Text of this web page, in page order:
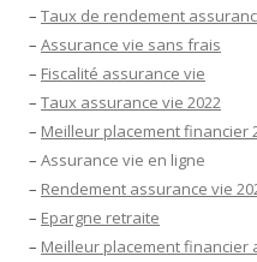
– Taux de rendement
– Assurance vie sans frais
– Fiscalité assurance vie
– Taux assurance vie 2022
– Meilleur placement financier
– Assurance vie en ligne
– Rendement assurance vie
– Epargne retraite
– Meilleur placement financier